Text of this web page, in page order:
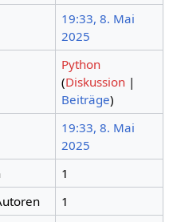
19:33, 8. Mai
2025
Python
(Diskussion |
Beiträge)
19:33, 8. Mai
2025
1
1